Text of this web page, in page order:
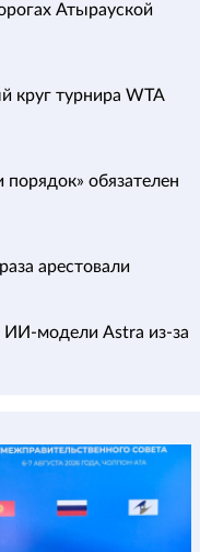
Атырауской
круг турнира WTA
порядок» обязателен
арестовали
ИИ-модели Astra из-за